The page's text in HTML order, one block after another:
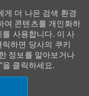
게 더 나은 검색 환경
여 콘텐츠를 개인화하
사용합니다. 이 사
하면 당사의 쿠키
정보를 알아보거나
클릭하세요.